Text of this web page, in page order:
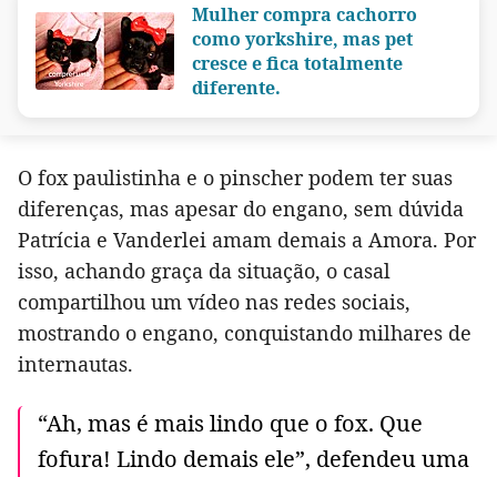
Mulher compra cachorro
como yorkshire, mas pet
cresce e fica totalmente
diferente.
O fox paulistinha e o pinscher podem ter suas
diferenças, mas apesar do engano, sem dúvida
Patrícia e Vanderlei amam demais a Amora. Por
isso, achando graça da situação, o casal
compartilhou um vídeo nas redes sociais,
mostrando o engano, conquistando milhares de
internautas.
“Ah, mas é mais lindo que o fox. Que
fofura! Lindo demais ele”, defendeu uma